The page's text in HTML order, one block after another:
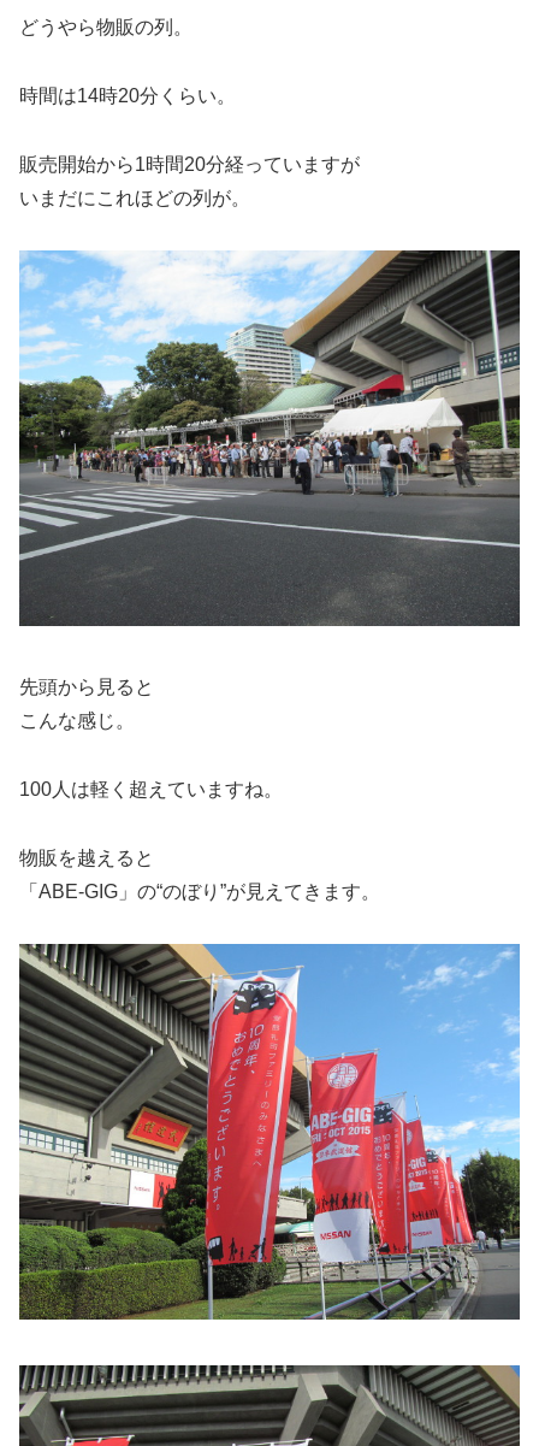
どうやら物販の列。
時間は14時20分くらい。
販売開始から1時間20分経っていますが
いまだにこれほどの列が。
先頭から見ると
こんな感じ。
100人は軽く超えていますね。
物販を越えると
「ABE-GIG」の“のぼり”が見えてきます。